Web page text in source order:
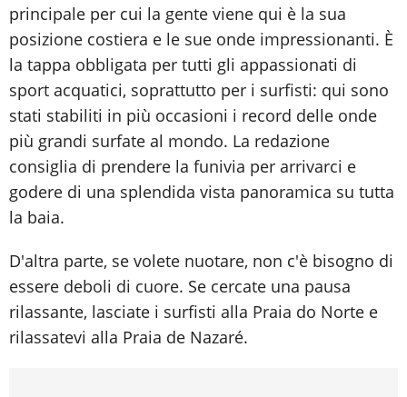
principale per cui la gente viene qui è la sua
posizione costiera e le sue onde impressionanti. È
la tappa obbligata per tutti gli appassionati di
sport acquatici, soprattutto per i surfisti: qui sono
stati stabiliti in più occasioni i record delle onde
più grandi surfate al mondo. La redazione
consiglia di prendere la funivia per arrivarci e
godere di una splendida vista panoramica su tutta
la baia.
D'altra parte, se volete nuotare, non c'è bisogno di
essere deboli di cuore. Se cercate una pausa
rilassante, lasciate i surfisti alla Praia do Norte e
rilassatevi alla Praia de Nazaré.